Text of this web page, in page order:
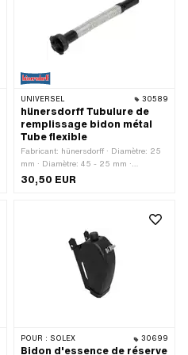
UNIVERSEL 30589
hünersdorff Tubulure de
remplissage bidon métal
Tube flexible
Fabricant: hünersdorff · Diamètre: 25
mm · Diamètre: 45 - 25 mm ·
Longueur totale: 310 mm · Nombre de
composants: 1 pcs · Champ
30,50 EUR
POUR : SOLEX 30699
Bidon d'essence de réserve